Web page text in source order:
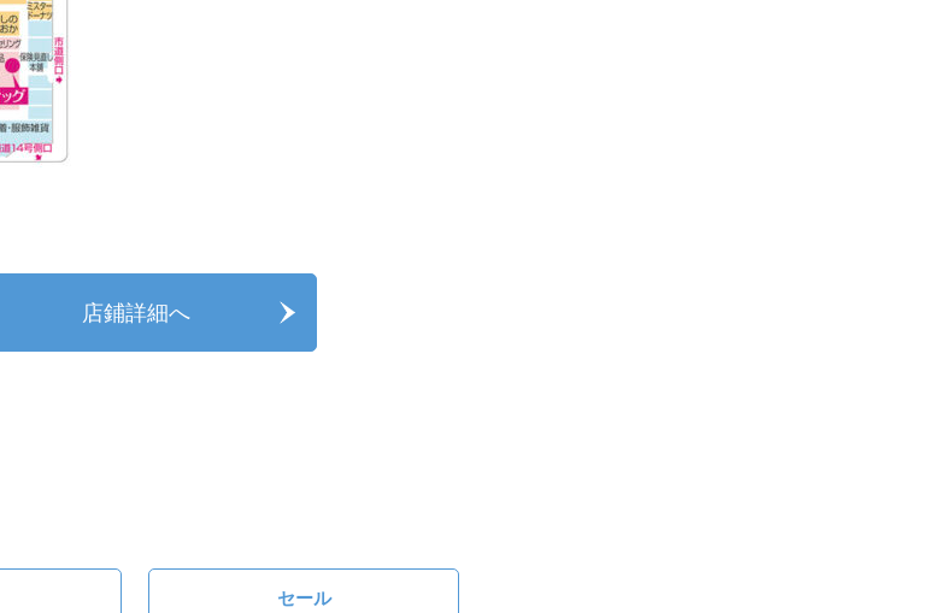
店鋪詳細へ
セール